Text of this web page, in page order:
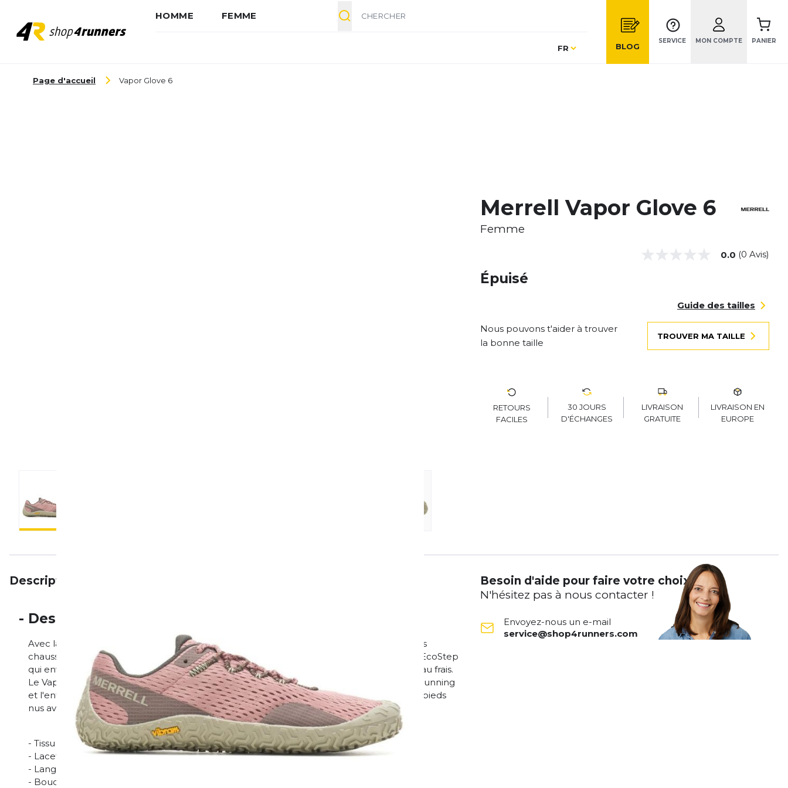
HOMME FEMME
Langue
FR BLOG
SERVICE MON COMPTE PANIER
Page d'accueil Vapor Glove 6
Merrell Vapor Glove 6
Femme
0.0 (0 Avis)
Épuisé
Guide des tailles
Nous pouvons t'aider à trouver
la bonne taille
TROUVER MA TAILLE
RETOURS
FACILES
30 JOURS
D'ÉCHANGES
LIVRAISON
GRATUITE
LIVRAISON EN
EUROPE
Description
- Description
Avec la Vapor Glove 6, Merrell reste le leader de la catégorie pieds nus. Probablement les
chaussures les plus minimalistes de Merrell, elles offrent une semelle extérieure Vibram EcoStep
qui enveloppe le pied pour un soutien maximal. La tige en mesh respirant garde le pied au frais.
Le Vapor Glove 6 offre des performances maximales en termes de légèreté pour le trail running
et l'entraînement minimalistes. L'épaisseur totale de ces chaussures est de 6 mm. Courir pieds
nus avec la Vapor Glove 6.
- Tissu extérieur : Mesh respirant 100 % recyclé
- Lacets et tissu 100 % recyclés
- Languette continue empêchant la pénétration de la saleté
- Boucle externe à l'arrière sécurisant le talon
Besoin d'aide pour faire votre choix ?
N'hésitez pas à nous contacter !
Envoyez-nous un e-mail
service@shop4runners.com